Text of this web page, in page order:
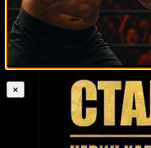
Стив Куинонез Адам Дайнес
Турман
×